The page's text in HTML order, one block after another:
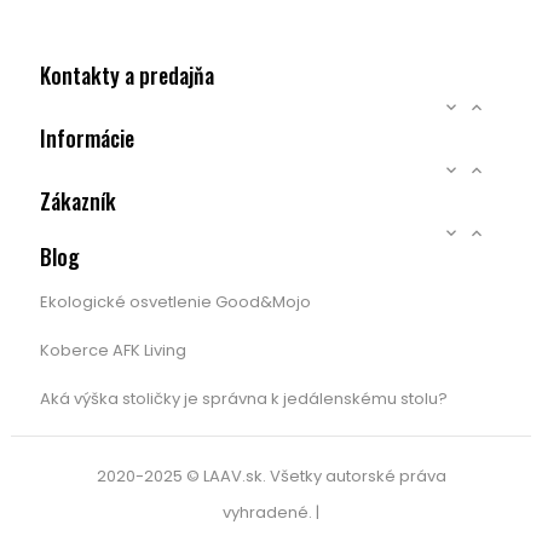
Kontakty a predajňa
 
Informácie
 
Zákazník
 
Blog
Ekologické osvetlenie Good&Mojo
Koberce AFK Living
Aká výška stoličky je správna k jedálenskému stolu?
2020-2025 © LAAV.sk. Všetky autorské práva
vyhradené. |